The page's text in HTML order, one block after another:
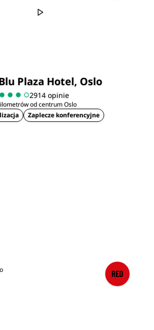
Plaza Hotel, Oslo
2914 opinie
od centrum Oslo
Zaplecze konferencyjne